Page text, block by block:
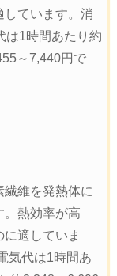
しています。消
は1時間あたり約
～7,440円で
維を発熱体に
。熱効率が高
適していま
気代は1時間あ